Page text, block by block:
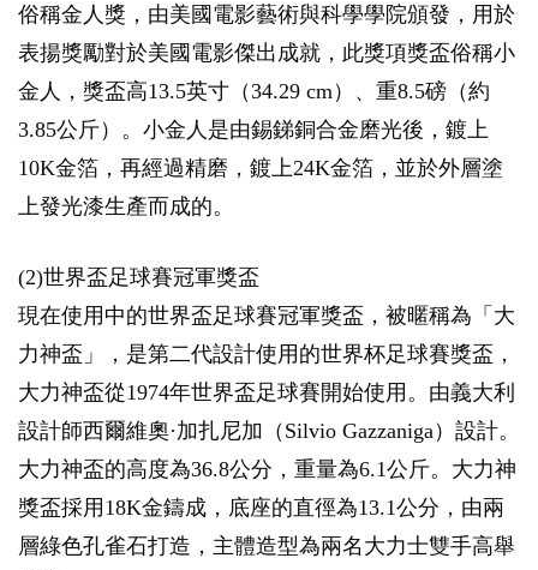
俗稱金人獎，由美國電影藝術與科學學院頒發，用於
表揚獎勵對於美國電影傑出成就，此獎項獎盃俗稱小
金人，獎盃高13.5英寸（34.29 cm）、重8.5磅（約
3.85公斤）。小金人是由錫銻銅合金磨光後，鍍上
10K金箔，再經過精磨，鍍上24K金箔，並於外層塗
上發光漆生產而成的。
(2)世界盃足球賽冠軍獎盃
現在使用中的世界盃足球賽冠軍獎盃，被暱稱為「大
力神盃」，是第二代設計使用的世界杯足球賽獎盃，
大力神盃從1974年世界盃足球賽開始使用。由義大利
設計師西爾維奧·加扎尼加（Silvio Gazzaniga）設計。
大力神盃的高度為36.8公分，重量為6.1公斤。大力神
獎盃採用18K金鑄成，底座的直徑為13.1公分，由兩
層綠色孔雀石打造，主體造型為兩名大力士雙手高舉